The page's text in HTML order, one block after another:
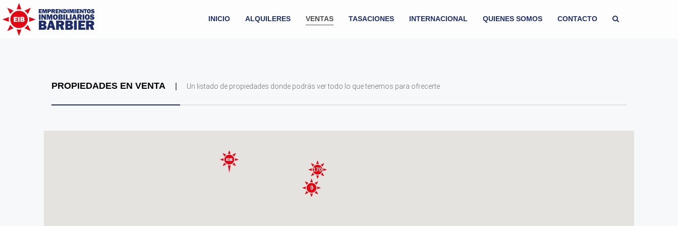
INICIO ALQUILERES VENTAS TASACIONES INTERNACIONAL QUIENES SOMOS CONTACTO
PROPIEDADES EN VENTA Un listado de propiedades donde podrás ver todo lo que tenemos para ofrecerte
170
9